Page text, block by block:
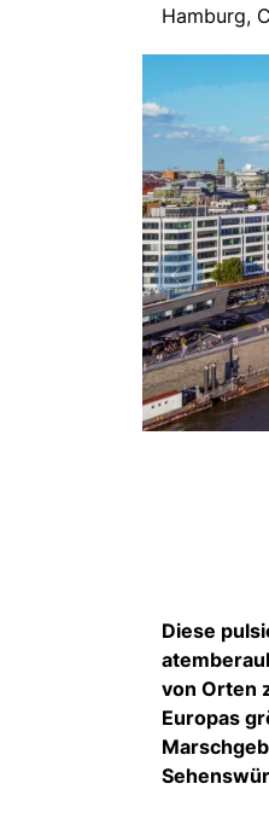
Hamburg,
Diese
von Orten
Europas